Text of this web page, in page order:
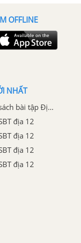
OFFLINE
NHẤT
Giải câu 6 trang 136 sách bài tập Địa lí 12
địa 12
địa 12
địa 12
địa 12